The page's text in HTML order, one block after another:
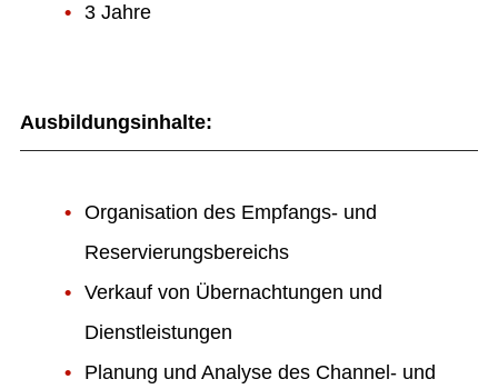
3 Jahre
Ausbildungsinhalte:
Organisation des Empfangs- und
Reservierungsbereichs
Verkauf von Übernachtungen und
Dienstleistungen
Planung und Analyse des Channel- und